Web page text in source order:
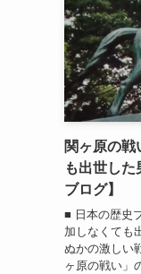
関ヶ原の戦
も出世した
ブログ】
■ 日本の歴史
加しなくても
ぬかの激しい
ヶ原の戦い」